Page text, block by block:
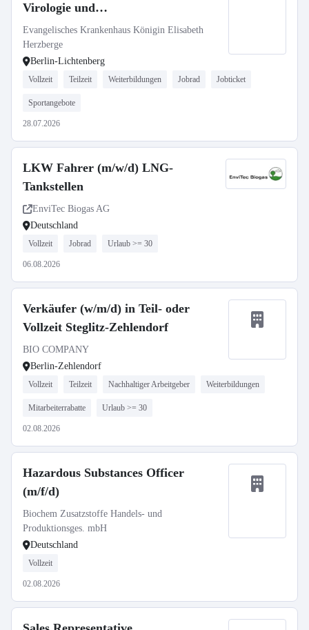
Virologie und
Infektionsepidemiologie (m/w/d)
Evangelisches Krankenhaus Königin Elisabeth
Herzberge
Berlin-Lichtenberg
Vollzeit Teilzeit Weiterbildungen Jobrad Jobticket
Sportangebote
28.07.2026
LKW Fahrer (m/w/d) LNG-
Tankstellen
EnviTec Biogas AG
Deutschland
Vollzeit Jobrad Urlaub >= 30
06.08.2026
Verkäufer (w/m/d) in Teil- oder
Vollzeit Steglitz-Zehlendorf
BIO COMPANY
Berlin-Zehlendorf
Vollzeit Teilzeit Nachhaltiger Arbeitgeber Weiterbildungen
Mitarbeiterrabatte Urlaub >= 30
02.08.2026
Hazardous Substances Officer
(m/f/d)
Biochem Zusatzstoffe Handels- und
Produktionsges. mbH
Deutschland
Vollzeit
02.08.2026